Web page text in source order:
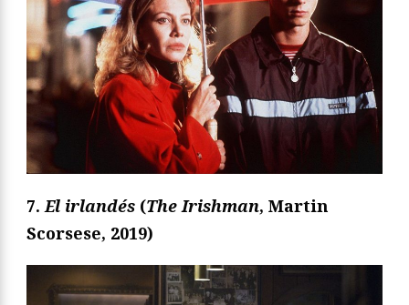
7.El irlandés (The Irishman, Martin
Scorsese, 2019)